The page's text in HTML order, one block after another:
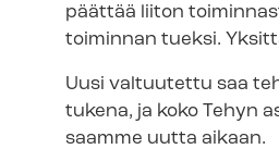
päättää liiton
toiminnan tueksi.
Uusi valtuutettu saa
tukena, ja koko Tehyn
saamme uutta aikaan.